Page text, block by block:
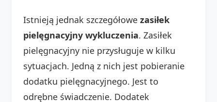
Istnieją jednak szczegółowe zasiłek
pielęgnacyjny wykluczenia. Zasiłek
pielęgnacyjny nie przysługuje w kilku
sytuacjach. Jedną z nich jest pobieranie
dodatku pielęgnacyjnego. Jest to
odrębne świadczenie. Dodatek